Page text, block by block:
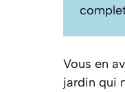
Vous en
jardin qui